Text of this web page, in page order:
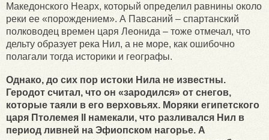
Македонского Неарх, который определил равнины около
реки ее «порождением». А Павсаний – спартанский
полководец времен царя Леонида – тоже отмечал, что
дельту образует река Нил, а не море, как ошибочно
полагали тогда историки и географы.
Однако, до сих пор истоки Нила не известны.
Геродот считал, что он «зародился» от снегов,
которые таяли в его верховьях. Моряки египетского
царя Птолемея II намекали, что разливался Нил в
период ливней на Эфиопском нагорье. А